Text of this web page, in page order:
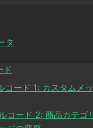
タ
ド
コード 1: カスタムメ
コード 2: 商品カテゴ